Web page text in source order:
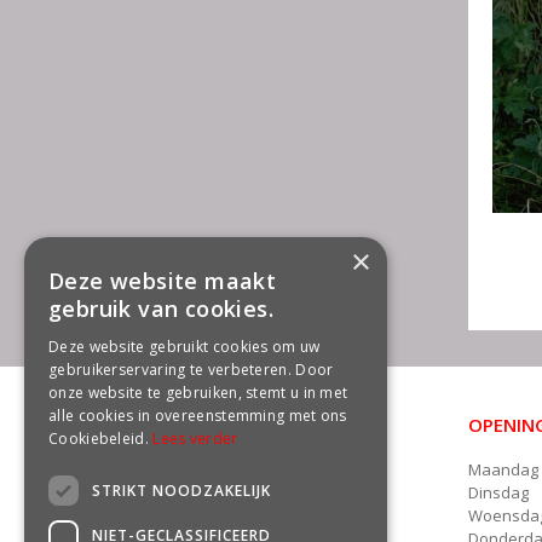
CONTACT
Damsterweg 22a
Maandag
Dinsdag
×
Deze website maakt
gebruik van cookies.
Deze website gebruikt cookies om uw
gebruikerservaring te verbeteren. Door
onze website te gebruiken, stemt u in met
alle cookies in overeenstemming met ons
Cookiebeleid. Lees verder
STRIKT NOODZAKELIJK
NIET-GECLASSIFICEERD